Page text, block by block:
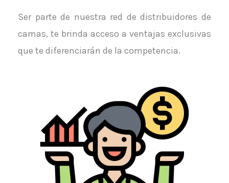
Ser parte de nuestra red de distribuidores de
camas, te brinda acceso a ventajas exclusivas
que te diferenciarán de la competencia.